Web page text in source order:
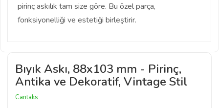
pirinç askılık tam size göre. Bu özel parça,
fonksiyonelliği ve estetiği birleştirir.
Bıyık Askı, 88x103 mm - Pirinç,
Antika ve Dekoratif, Vintage Stil
Cantaks